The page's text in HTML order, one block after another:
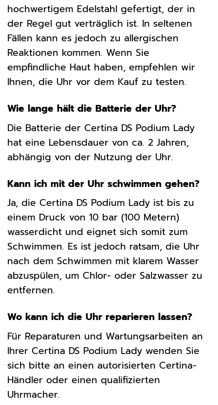
hochwertigem Edelstahl gefertigt, der in
der Regel gut verträglich ist. In seltenen
Fällen kann es jedoch zu allergischen
Reaktionen kommen. Wenn Sie
empfindliche Haut haben, empfehlen wir
Ihnen, die Uhr vor dem Kauf zu testen.
Wie lange hält die Batterie der Uhr?
Die Batterie der Certina DS Podium Lady
hat eine Lebensdauer von ca. 2 Jahren,
abhängig von der Nutzung der Uhr.
Kann ich mit der Uhr schwimmen gehen?
Ja, die Certina DS Podium Lady ist bis zu
einem Druck von 10 bar (100 Metern)
wasserdicht und eignet sich somit zum
Schwimmen. Es ist jedoch ratsam, die Uhr
nach dem Schwimmen mit klarem Wasser
abzuspülen, um Chlor- oder Salzwasser zu
entfernen.
Wo kann ich die Uhr reparieren lassen?
Für Reparaturen und Wartungsarbeiten an
Ihrer Certina DS Podium Lady wenden Sie
sich bitte an einen autorisierten Certina-
Händler oder einen qualifizierten
Uhrmacher.